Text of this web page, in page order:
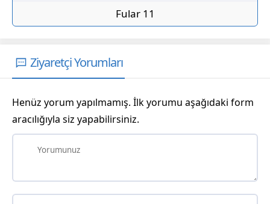
Fular 11
Ziyaretçi Yorumları
Henüz yorum yapılmamış. İlk yorumu aşağıdaki form
aracılığıyla siz yapabilirsiniz.